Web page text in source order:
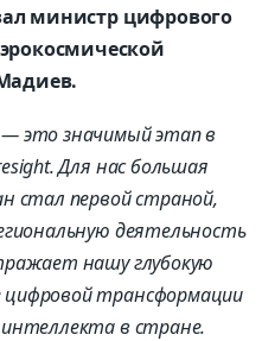
министр цифрового
это значимый этап в
Для нас большая
стал первой страной,
деятельность
нашу глубокую
трансформации
в стране.